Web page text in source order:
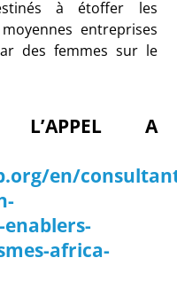
à étoffer les
entreprises
des femmes sur le
L’APPEL A
en/
africa-